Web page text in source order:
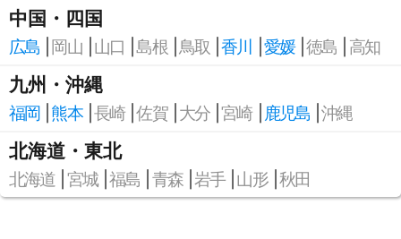
中国・四国
広島 岡山 山口 島根 鳥取 香川 愛媛 徳島 高知
九州・沖縄
福岡 熊本 長崎 佐賀 大分 宮崎 鹿児島 沖縄
北海道・東北
北海道 宮城 福島 青森 岩手 山形 秋田